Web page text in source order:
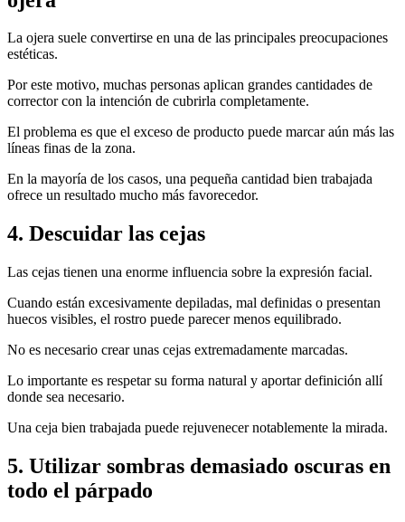
La ojera suele convertirse en una de las principales preocupaciones
estéticas.
Por este motivo, muchas personas aplican grandes cantidades de
corrector con la intención de cubrirla completamente.
El problema es que el exceso de producto puede marcar aún más las
líneas finas de la zona.
En la mayoría de los casos, una pequeña cantidad bien trabajada
ofrece un resultado mucho más favorecedor.
4. Descuidar las cejas
Las cejas tienen una enorme influencia sobre la expresión facial.
Cuando están excesivamente depiladas, mal definidas o presentan
huecos visibles, el rostro puede parecer menos equilibrado.
No es necesario crear unas cejas extremadamente marcadas.
Lo importante es respetar su forma natural y aportar definición allí
donde sea necesario.
Una ceja bien trabajada puede rejuvenecer notablemente la mirada.
5. Utilizar sombras demasiado oscuras en
todo el párpado